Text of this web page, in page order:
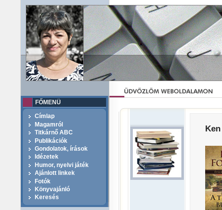
FŐMENÜ
Címlap
Magamról
Titkárnő ABC
Publikációk
Gondolatok, írások
Idézetek
Humor, nyelvi játék
Ajánlott linkek
Fotók
Könyvajánló
Keresés